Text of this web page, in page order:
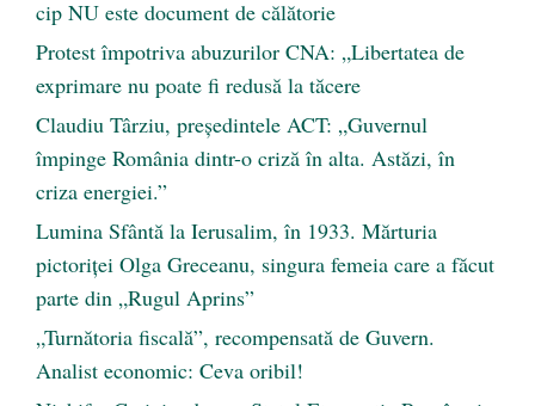
cip NU este document de călătorie
Protest împotriva abuzurilor CNA: „Libertatea de
exprimare nu poate fi redusă la tăcere
Claudiu Târziu, președintele ACT: „Guvernul
împinge România dintr-o criză în alta. Astăzi, în
criza energiei.”
Lumina Sfântă la Ierusalim, în 1933. Mărturia
pictoriței Olga Greceanu, singura femeia care a făcut
parte din „Rugul Aprins”
„Turnătoria fiscală”, recompensată de Guvern.
Analist economic: Ceva oribil!